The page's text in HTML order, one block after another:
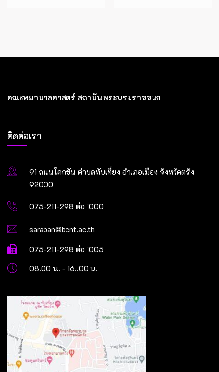
คณะพยาบาลศาสตร์ สถาบันพระบรมราชชนก
ติดต่อเรา
91 ถนนโคกขัน ตำบลทับเที่ยง อำเภอเมือง จังหวัดตรัง
92000
075-211-298 ต่อ 1000
saraban@bcnt.ac.th
075-211-298 ต่อ 1005
08.00 น. - 16..00 น.